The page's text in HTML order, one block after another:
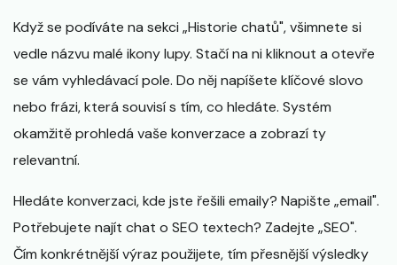
Když se podíváte na sekci „Historie chatů", všimnete si
vedle názvu malé ikony lupy. Stačí na ni kliknout a otevře
se vám vyhledávací pole. Do něj napíšete klíčové slovo
nebo frázi, která souvisí s tím, co hledáte. Systém
okamžitě prohledá vaše konverzace a zobrazí ty
relevantní.
Hledáte konverzaci, kde jste řešili emaily? Napište „email".
Potřebujete najít chat o SEO textech? Zadejte „SEO".
Čím konkrétnější výraz použijete, tím přesnější výsledky